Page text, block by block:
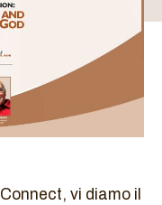
vi diamo il